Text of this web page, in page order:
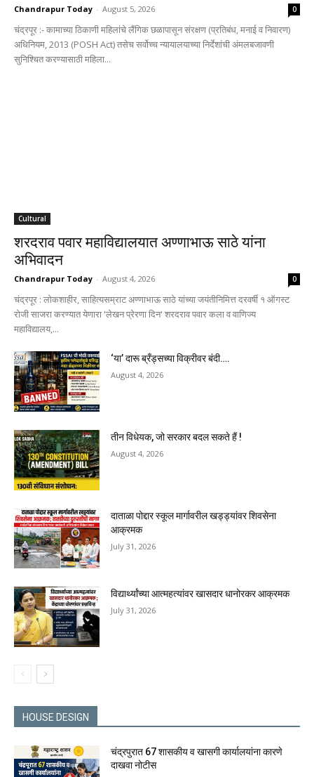
Chandrapur Today - August 5, 2026 0
चंद्रपूर :- कामाच्या ठिकाणी महिलांचे लैंगिक छळापासून संरक्षण (प्रतिबंध, मनाई व निवारण)
अधिनियम, 2013 (POSH Act) तसेच सर्वोच्च न्यायालयाच्या निर्देशांची अंमलबजावणी
सुनिश्चित करण्यासाठी महिला...
Cultural
शरदराव पवार महाविद्यालयात अण्णाभाऊ साठे यांना
अभिवादन
Chandrapur Today - August 4, 2026 0
चंद्रपूर : लोकशाहीर, साहित्यसम्राट अण्णाभाऊ साठे यांच्या जयंतीनिमित्त दरवर्षी १ ऑगस्ट
रोजी साजरा करण्यात येणारा 'लेखन प्रेरणा दिन' शरदराव पवार कला व वाणिज्य
महाविद्यालय,...
‘या’ दारू ब्रँड्सच्या विक्रीवर बंदी….
August 4, 2026
तीन विधेयक, जो सरकार बदल सकते हैं !
August 4, 2026
दाताळा पोद्दार स्कूल मार्गावरील खड्ड्यांवर शिवसेना
आक्रमक
July 31, 2026
विद्यार्थ्यांच्या आत्महत्यांवर खासदार धानोरकर आक्रमक
July 31, 2026
HOUSE DESIGN
चंद्रपुरात 67 शासकीय व खासगी कार्यालयांना कारणे
दाखवा नोटीस